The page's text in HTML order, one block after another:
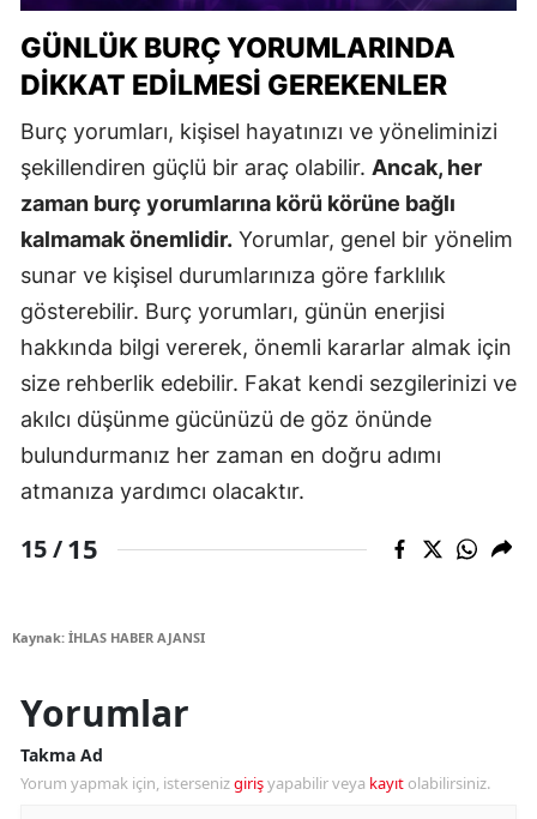
GÜNLÜK BURÇ YORUMLARINDA
DIKKAT EDILMESI GEREKENLER
Burç yorumları, kişisel hayatınızı ve yöneliminizi
şekillendiren güçlü bir araç olabilir. Ancak, her
zaman burç yorumlarına körü körüne bağlı
kalmamak önemlidir. Yorumlar, genel bir yönelim
sunar ve kişisel durumlarınıza göre farklılık
gösterebilir. Burç yorumları, günün enerjisi
hakkında bilgi vererek, önemli kararlar almak için
size rehberlik edebilir. Fakat kendi sezgilerinizi ve
akılcı düşünme gücünüzü de göz önünde
bulundurmanız her zaman en doğru adımı
atmanıza yardımcı olacaktır.
15 /15
Kaynak: İHLAS HABER AJANSI
Yorumlar
Takma Ad
Yorum yapmak için, istersenizgirişyapabilir veya kayıt olabilirsiniz.